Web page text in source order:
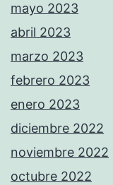
mayo 2023
abril 2023
marzo 2023
febrero 2023
enero 2023
diciembre 2022
noviembre 2022
octubre 2022